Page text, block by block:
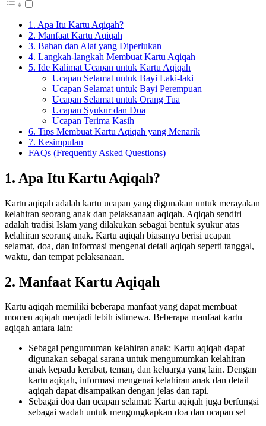
1. Apa Itu Kartu Aqiqah?
2. Manfaat Kartu Aqiqah
3. Bahan dan Alat yang Diperlukan
4. Langkah-langkah Membuat Kartu Aqiqah
5. Ide Kalimat Ucapan untuk Kartu Aqiqah
Ucapan Selamat untuk Bayi Laki-laki
Ucapan Selamat untuk Bayi Perempuan
Ucapan Selamat untuk Orang Tua
Ucapan Syukur dan Doa
Ucapan Terima Kasih
6. Tips Membuat Kartu Aqiqah yang Menarik
7. Kesimpulan
FAQs (Frequently Asked Questions)
1. Apa Itu Kartu Aqiqah?
Kartu aqiqah adalah kartu ucapan yang digunakan untuk merayakan
kelahiran seorang anak dan pelaksanaan aqiqah. Aqiqah sendiri
adalah tradisi Islam yang dilakukan sebagai bentuk syukur atas
kelahiran seorang anak. Kartu aqiqah biasanya berisi ucapan
selamat, doa, dan informasi mengenai detail aqiqah seperti tanggal,
waktu, dan tempat pelaksanaan.
2. Manfaat Kartu Aqiqah
Kartu aqiqah memiliki beberapa manfaat yang dapat membuat
momen aqiqah menjadi lebih istimewa. Beberapa manfaat kartu
aqiqah antara lain:
Sebagai pengumuman kelahiran anak: Kartu aqiqah dapat
digunakan sebagai sarana untuk mengumumkan kelahiran
anak kepada kerabat, teman, dan keluarga yang lain. Dengan
kartu aqiqah, informasi mengenai kelahiran anak dan detail
aqiqah dapat disampaikan dengan jelas dan rapi.
Sebagai doa dan ucapan selamat: Kartu aqiqah juga berfungsi
sebagai wadah untuk mengungkapkan doa dan ucapan sel